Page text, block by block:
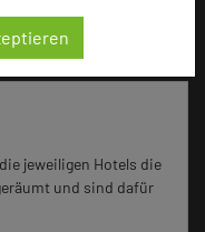
Portal aufgerufen.
jeweiligen Hotels die
und sind dafür